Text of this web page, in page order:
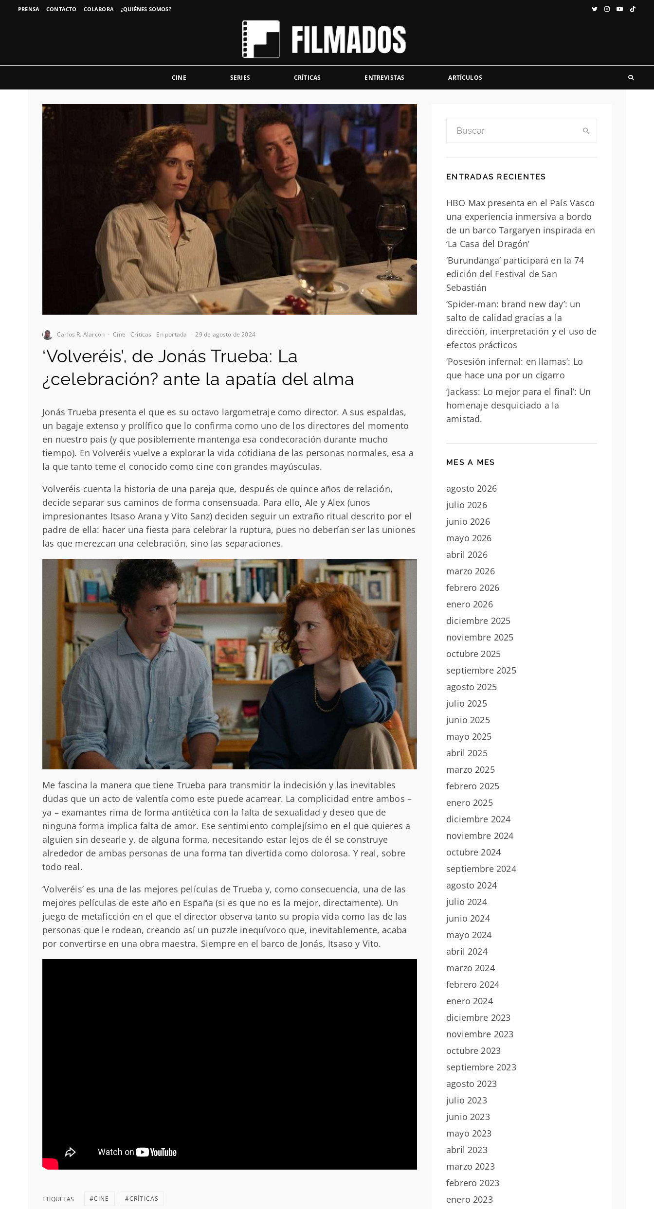
PRENSA CONTACTO COLABORA ¿QUIÉNES SOMOS?
CINE SERIES CRÍTICAS ENTREVISTAS ARTÍCULOS
Carlos R. Alarcón · Cine Críticas En portada · 29 de agosto de 2024
‘Volveréis’, de Jonás Trueba: La
¿celebración? ante la apatía del alma
Jonás Trueba presenta el que es su octavo largometraje como director. A sus espaldas,
un bagaje extenso y prolífico que lo confirma como uno de los directores del momento
en nuestro país (y que posiblemente mantenga esa condecoración durante mucho
tiempo). En Volveréis vuelve a explorar la vida cotidiana de las personas normales, esa a
la que tanto teme el conocido como cine con grandes mayúsculas.
Volveréis cuenta la historia de una pareja que, después de quince años de relación,
decide separar sus caminos de forma consensuada. Para ello, Ale y Alex (unos
impresionantes Itsaso Arana y Vito Sanz) deciden seguir un extraño ritual descrito por el
padre de ella: hacer una fiesta para celebrar la ruptura, pues no deberían ser las uniones
las que merezcan una celebración, sino las separaciones.
Me fascina la manera que tiene Trueba para transmitir la indecisión y las inevitables
dudas que un acto de valentía como este puede acarrear. La complicidad entre ambos –
ya – examantes rima de forma antitética con la falta de sexualidad y deseo que de
ninguna forma implica falta de amor. Ese sentimiento complejísimo en el que quieres a
alguien sin desearle y, de alguna forma, necesitando estar lejos de él se construye
alrededor de ambas personas de una forma tan divertida como dolorosa. Y real, sobre
todo real.
‘Volveréis’ es una de las mejores películas de Trueba y, como consecuencia, una de las
mejores películas de este año en España (si es que no es la mejor, directamente). Un
juego de metaficción en el que el director observa tanto su propia vida como las de las
personas que le rodean, creando así un puzzle inequívoco que, inevitablemente, acaba
por convertirse en una obra maestra. Siempre en el barco de Jonás, Itsaso y Vito.
ETIQUETAS CINE CRÍTICAS
ENTRADAS RECIENTES
HBO Max presenta en el País Vasco
una experiencia inmersiva a bordo
de un barco Targaryen inspirada en
‘La Casa del Dragón’
‘Burundanga’ participará en la 74
edición del Festival de San
Sebastián
‘Spider-man: brand new day’: un
salto de calidad gracias a la
dirección, interpretación y el uso de
efectos prácticos
‘Posesión infernal: en llamas’: Lo
que hace una por un cigarro
‘Jackass: Lo mejor para el final’: Un
homenaje desquiciado a la
amistad.
MES A MES
agosto 2026
julio 2026
junio 2026
mayo 2026
abril 2026
marzo 2026
febrero 2026
enero 2026
diciembre 2025
noviembre 2025
octubre 2025
septiembre 2025
agosto 2025
julio 2025
junio 2025
mayo 2025
abril 2025
marzo 2025
febrero 2025
enero 2025
diciembre 2024
noviembre 2024
octubre 2024
septiembre 2024
agosto 2024
julio 2024
junio 2024
mayo 2024
abril 2024
marzo 2024
febrero 2024
enero 2024
diciembre 2023
noviembre 2023
octubre 2023
septiembre 2023
agosto 2023
julio 2023
junio 2023
mayo 2023
abril 2023
marzo 2023
febrero 2023
enero 2023